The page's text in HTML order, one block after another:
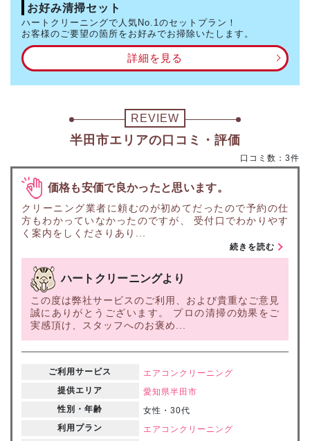
お好み清掃セット
ハートクリーニングで人気No.1のセットプラン！
お客様のご要望の箇所をお好みでお掃除いたします。
詳細を見る
REVIEW
半田市エリアの口コミ・評価
口コミ数：3件
価格も安価で良かったと思います。
クリーニング業者に頼むのが初めてだったので予約の仕
方もわかっていなかったのですが、 受付口でわかりやす
く案内をしくださりあり...
続きを読む
ハートクリーニングより
この度は弊社サービスのご利用、および貴重なご意見
誠にありがとうございます。 プロの清掃の効果をご
実感頂け、スタッフへのお褒め...
ご利用サービス
エアコンクリーニング
提供エリア
愛知県半田市
性別・年齢
女性・30代
利用プラン
エアコンクリーニング